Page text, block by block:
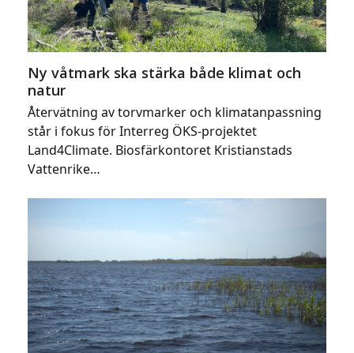
Ny våtmark ska stärka både klimat och
natur
Återvätning av torvmarker och klimatanpassning
står i fokus för Interreg ÖKS-projektet
Land4Climate. Biosfärkontoret Kristianstads
Vattenrike…